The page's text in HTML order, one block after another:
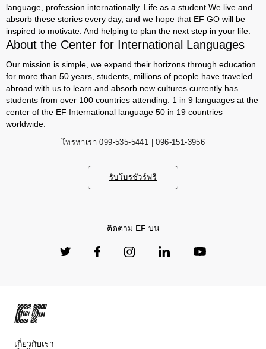
language, profession internationally. Life as a student We live and
absorb these stories every day, and we hope that EF GO will be
inspired to motivate. And helping to plan the next step in your life.
About the Center for International Languages
Our mission is simple, we expand their horizons through education
for more than 50 years, students, millions of people have traveled
abroad with us to learn and absorb new cultures currently has
students from over 100 countries attending. 1 in 9 languages ​​at the
center of the EF International language 50 in 19 countries
worldwide.
โทรหาเรา 099-535-5441 | 096-151-3956
รับโบรชัวร์ฟรี
ติดตาม EF บน
เกี่ยวกับเรา